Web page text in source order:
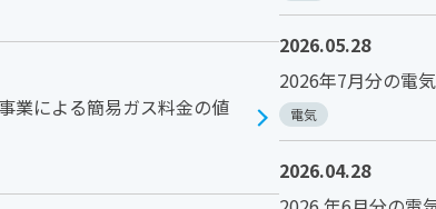
業による簡易ガス料金の値
2026.05.28
2026年7月分の電
電気
2026.04.28